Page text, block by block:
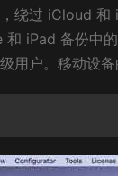
绕过 iCloud
和 iPad 备份中
用户。移动设